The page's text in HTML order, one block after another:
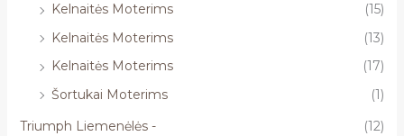
Kelnaitės Moterims
(15)
Kelnaitės Moterims
(13)
Kelnaitės Moterims
(17)
Šortukai Moterims
(1)
Triumph Liemenėlės -
(12)